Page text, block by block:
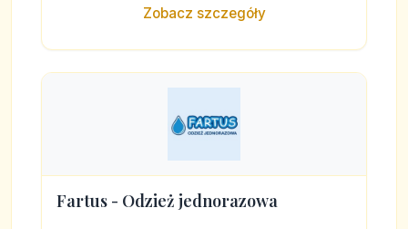
Zobacz szczegóły
Fartus - Odzież jednorazowa